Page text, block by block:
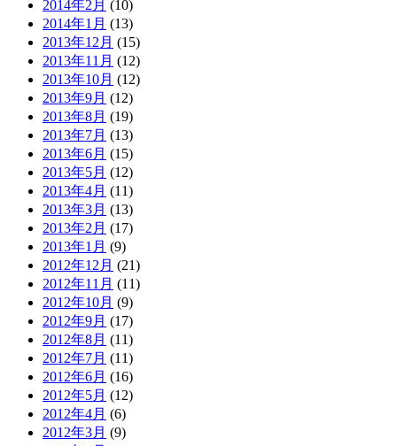
2014年2月 (10)
2014年1月 (13)
2013年12月 (15)
2013年11月 (12)
2013年10月 (12)
2013年9月 (12)
2013年8月 (19)
2013年7月 (13)
2013年6月 (15)
2013年5月 (12)
2013年4月 (11)
2013年3月 (13)
2013年2月 (17)
2013年1月 (9)
2012年12月 (21)
2012年11月 (11)
2012年10月 (9)
2012年9月 (17)
2012年8月 (11)
2012年7月 (11)
2012年6月 (16)
2012年5月 (12)
2012年4月 (6)
2012年3月 (9)